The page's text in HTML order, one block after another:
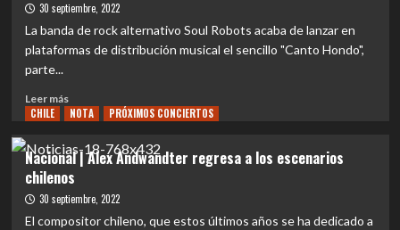
30 septiembre, 2022
La banda de rock alternativo Soul Robots acaba de lanzar en
plataformas de distribución musical el sencillo "Canto Hondo",
parte...
Leer másLeer
más
EVENTOS
|
Canto
Hondo:
nuevo
CHILE NOTA PRÓXIMOS CONCIERTOS
Nacional | Alex Andwandter regresa a los escenarios
chilenos
30 septiembre, 2022
El compositor chileno, que estos últimos años se ha dedicado a